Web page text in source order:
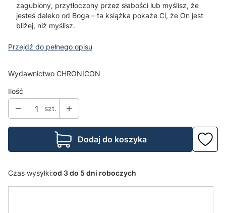
zagubiony, przytłoczony przez słabości lub myślisz, że
jesteś daleko od Boga – ta książka pokaże Ci, że On jest
bliżej, niż myślisz.
Przejdź do pełnego opisu
Wydawnictwo CHRONICON
Ilość
szt.
Dodaj do koszyka
Czas wysyłki:od 3 do 5 dni roboczych